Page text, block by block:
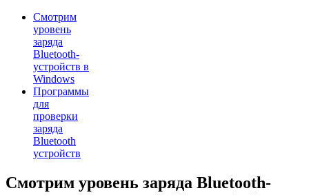
Смотрим
уровень
заряда
Bluetooth-
устройств в
Windows
Программы
для
проверки
заряда
Bluetooth
устройств
Смотрим уровень заряда Bluetooth-